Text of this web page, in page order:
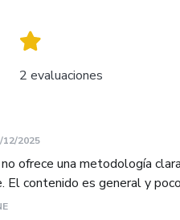
2 evaluaciones
12/2025
ofrece una metodología
El contenido es general y